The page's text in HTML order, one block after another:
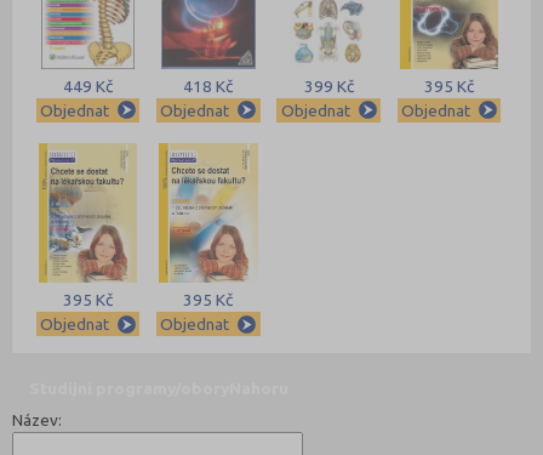
449 Kč
Objednat
418 Kč
Objednat
399 Kč
Objednat
395 Kč
Objednat
395 Kč
Objednat
395 Kč
Objednat
Název: